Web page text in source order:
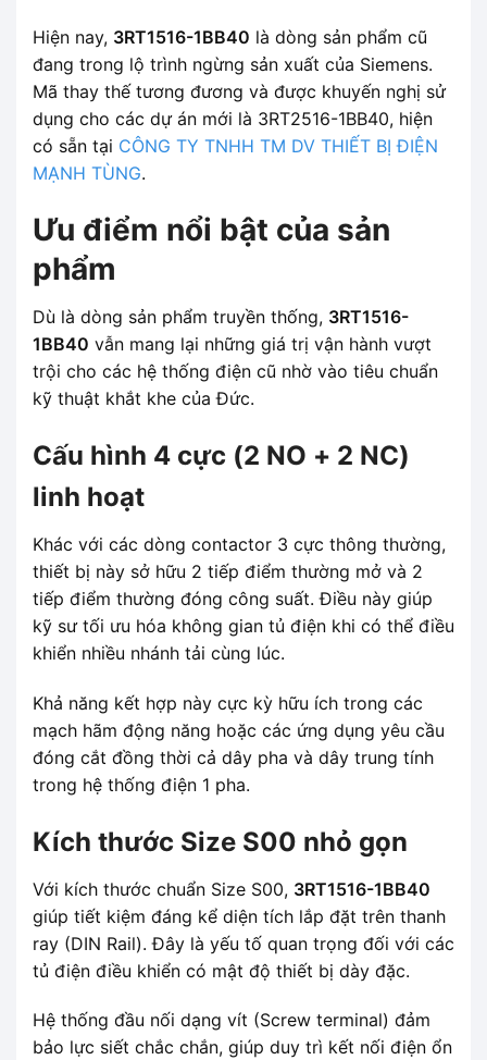
Hiện nay, 3RT1516-1BB40 là dòng sản phẩm cũ
đang trong lộ trình ngừng sản xuất của Siemens.
Mã thay thế tương đương và được khuyến nghị sử
dụng cho các dự án mới là 3RT2516-1BB40, hiện
có sẵn tại CÔNG TY TNHH TM DV THIẾT BỊ ĐIỆN
MẠNH TÙNG.
Ưu điểm nổi bật của sản
phẩm
Dù là dòng sản phẩm truyền thống, 3RT1516-
1BB40 vẫn mang lại những giá trị vận hành vượt
trội cho các hệ thống điện cũ nhờ vào tiêu chuẩn
kỹ thuật khắt khe của Đức.
Cấu hình 4 cực (2 NO + 2 NC)
linh hoạt
Khác với các dòng contactor 3 cực thông thường,
thiết bị này sở hữu 2 tiếp điểm thường mở và 2
tiếp điểm thường đóng công suất. Điều này giúp
kỹ sư tối ưu hóa không gian tủ điện khi có thể điều
khiển nhiều nhánh tải cùng lúc.
Khả năng kết hợp này cực kỳ hữu ích trong các
mạch hãm động năng hoặc các ứng dụng yêu cầu
đóng cắt đồng thời cả dây pha và dây trung tính
trong hệ thống điện 1 pha.
Kích thước Size S00 nhỏ gọn
Với kích thước chuẩn Size S00, 3RT1516-1BB40
giúp tiết kiệm đáng kể diện tích lắp đặt trên thanh
ray (DIN Rail). Đây là yếu tố quan trọng đối với các
tủ điện điều khiển có mật độ thiết bị dày đặc.
Hệ thống đầu nối dạng vít (Screw terminal) đảm
bảo lực siết chắc chắn, giúp duy trì kết nối điện ổn